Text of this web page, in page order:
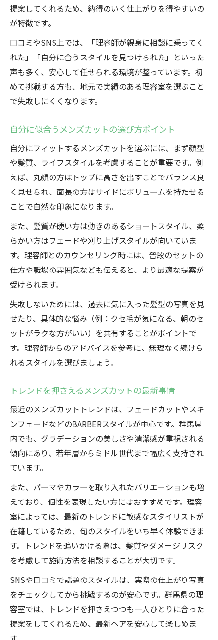
提案してくれるため、納得のいく仕上がりを得やすいの
が特徴です。
口コミやSNS上では、「理容師が親身に相談に乗ってく
れた」「自分に合うスタイルを見つけられた」といった
声も多く、安心して任せられる環境が整っています。初
めて挑戦する方も、地元で実績のある理容室を選ぶこと
で失敗しにくくなります。
自分に似合うメンズカットの選び方ポイント
自分にフィットするメンズカットを選ぶには、まず顔型
や髪質、ライフスタイルを考慮することが重要です。例
えば、丸顔の方はトップに高さを出すことでバランス良
く見せられ、面長の方はサイドにボリュームを持たせる
ことで自然な印象になります。
また、髪質が硬い方は動きのあるショートスタイル、柔
らかい方はフェードや刈り上げスタイルが向いていま
す。理容師とのカウンセリング時には、普段のセットの
仕方や職場の雰囲気なども伝えると、より最適な提案が
受けられます。
失敗しないためには、過去に気に入った髪型の写真を見
せたり、具体的な悩み（例：クセ毛が気になる、朝のセ
ットがラクな方がいい）を共有することがポイントで
す。理容師からのアドバイスを参考に、無理なく続けら
れるスタイルを選びましょう。
トレンドを押さえるメンズカットの最新事情
最近のメンズカットトレンドは、フェードカットやスキ
ンフェードなどのBARBERスタイルが中心です。群馬県
内でも、グラデーションの美しさや清潔感が重視される
傾向にあり、若年層からミドル世代まで幅広く支持され
ています。
また、パーマやカラーを取り入れたバリエーションも増
えており、個性を表現したい方にはおすすめです。理容
室によっては、最新のトレンドに敏感なスタイリストが
在籍しているため、旬のスタイルをいち早く体験できま
す。トレンドを追いかける際は、髪質やダメージリスク
を考慮して施術方法を相談することが大切です。
SNSや口コミで話題のスタイルは、実際の仕上がり写真
をチェックしてから挑戦するのが安心です。群馬県の理
容室では、トレンドを押さえつつも一人ひとりに合った
提案をしてくれるため、最新ヘアを安心して楽しめま